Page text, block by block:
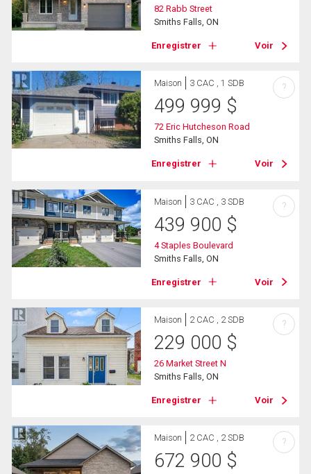
82 Rabb Street
Smiths Falls, ON
Enregistrer Voir
Maison 3 CAC , 1 SDB
499 999 $
72 Eric Hutcheson Road
Smiths Falls, ON
Enregistrer Voir
?
Maison 3 CAC , 3 SDB
439 900 $
4 Staples Boulevard
Smiths Falls, ON
Enregistrer Voir
?
Maison 2 CAC , 2 SDB
229 000 $
26 Market Street N
Smiths Falls, ON
Enregistrer Voir
?
Maison 2 CAC , 2 SDB
672 900 $
?